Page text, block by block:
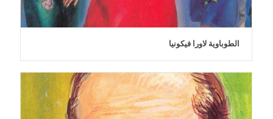
الطوباوية لاورا فيكونيا